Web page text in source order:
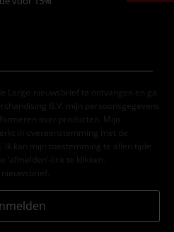
Large-nieuwsbrief te ontvangen en ga
B.V. mijn persoonsgegevens
over producten. Mijn
in overeenstemming met de
. Ik kan mijn toestemming te allen tijde
link te klikken.